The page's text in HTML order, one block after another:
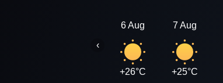
6 Aug
+26°C
7 Aug
+25°C
‹